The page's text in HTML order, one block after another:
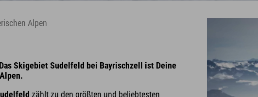
Alpen
Skigebiet Sudelfeld bei Bayrischzell ist Deine
zählt zu den größten und beliebtesten